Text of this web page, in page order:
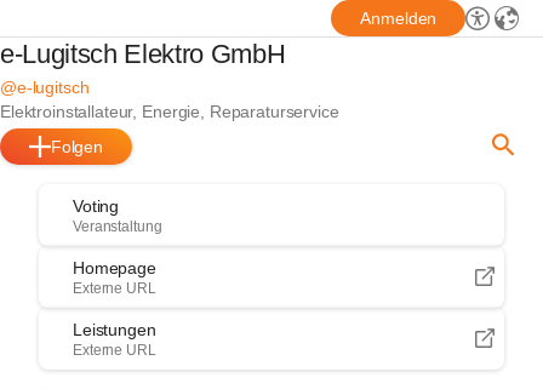
Anmelden
e-Lugitsch Elektro GmbH
@e-lugitsch
Elektroinstallateur, Energie, Reparaturservice
Folgen
Voting
Veranstaltung
Homepage
Externe URL
Leistungen
Externe URL